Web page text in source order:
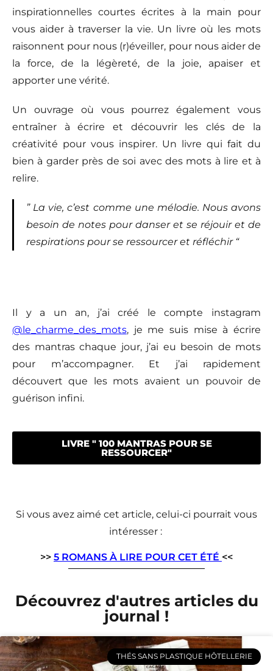
inspirationnelles courtes écrites à la main pour
vous aider à traverser la vie. Un livre où les mots
raisonnent pour nous (r)éveiller, pour nous aider de
la force, de la légèreté, de la joie, apaiser et
apporter une vérité.
Un ouvrage où vous pourrez également vous
entraîner à écrire et découvrir les clés de la
créativité pour vous inspirer. Un livre qui fait du
bien à garder près de soi avec des mots à lire et à
relire.
” La vie, c’est comme une mélodie. Nous avons
besoin de notes pour danser et se réjouir et de
respirations pour se ressourcer et réfléchir “
Il y a un an, j’ai créé le compte instagram
@le_charme_des_mots, je me suis mise à écrire
des mantras chaque jour, j’ai eu besoin de mots
pour m’accompagner. Et j’ai rapidement
découvert que les mots avaient un pouvoir de
guérison infini.
LIVRE " 100 MANTRAS POUR SE
RESSOURCER"
Si vous avez aimé cet article, celui-ci pourrait vous
intéresser :
>> 5 ROMANS À LIRE POUR CET ÉTÉ <<
Découvrez d'autres articles du
journal !
THÉS SANS PLASTIQUE HÔTELLERIE